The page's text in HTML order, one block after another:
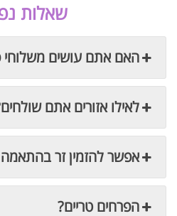
שאלות
האם אתם עושים משלוחי
לאילו אזורים אתם
אפשר להזמין זר
הפרחים טריים?